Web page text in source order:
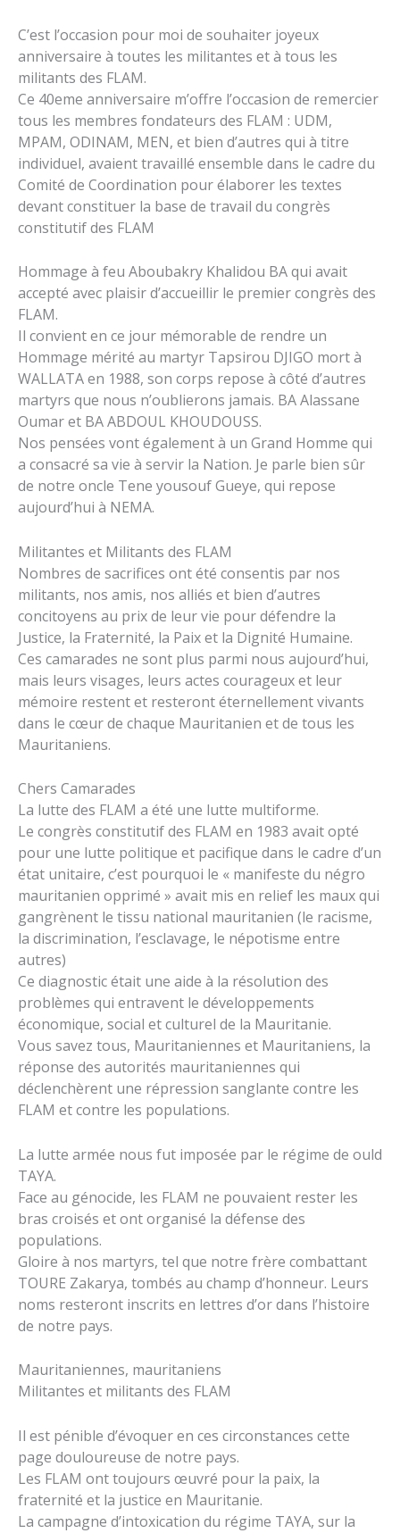
C’est l’occasion pour moi de souhaiter joyeux
anniversaire à toutes les militantes et à tous les
militants des FLAM.
Ce 40eme anniversaire m’offre l’occasion de remercier
tous les membres fondateurs des FLAM : UDM,
MPAM, ODINAM, MEN, et bien d’autres qui à titre
individuel, avaient travaillé ensemble dans le cadre du
Comité de Coordination pour élaborer les textes
devant constituer la base de travail du congrès
constitutif des FLAM
Hommage à feu Aboubakry Khalidou BA qui avait
accepté avec plaisir d’accueillir le premier congrès des
FLAM.
Il convient en ce jour mémorable de rendre un
Hommage mérité au martyr Tapsirou DJIGO mort à
WALLATA en 1988, son corps repose à côté d’autres
martyrs que nous n’oublierons jamais. BA Alassane
Oumar et BA ABDOUL KHOUDOUSS.
Nos pensées vont également à un Grand Homme qui
a consacré sa vie à servir la Nation. Je parle bien sûr
de notre oncle Tene yousouf Gueye, qui repose
aujourd’hui à NEMA.
Militantes et Militants des FLAM
Nombres de sacrifices ont été consentis par nos
militants, nos amis, nos alliés et bien d’autres
concitoyens au prix de leur vie pour défendre la
Justice, la Fraternité, la Paix et la Dignité Humaine.
Ces camarades ne sont plus parmi nous aujourd’hui,
mais leurs visages, leurs actes courageux et leur
mémoire restent et resteront éternellement vivants
dans le cœur de chaque Mauritanien et de tous les
Mauritaniens.
Chers Camarades
La lutte des FLAM a été une lutte multiforme.
Le congrès constitutif des FLAM en 1983 avait opté
pour une lutte politique et pacifique dans le cadre d’un
état unitaire, c’est pourquoi le « manifeste du négro
mauritanien opprimé » avait mis en relief les maux qui
gangrènent le tissu national mauritanien (le racisme,
la discrimination, l’esclavage, le népotisme entre
autres)
Ce diagnostic était une aide à la résolution des
problèmes qui entravent le développements
économique, social et culturel de la Mauritanie.
Vous savez tous, Mauritaniennes et Mauritaniens, la
réponse des autorités mauritaniennes qui
déclenchèrent une répression sanglante contre les
FLAM et contre les populations.
La lutte armée nous fut imposée par le régime de ould
TAYA.
Face au génocide, les FLAM ne pouvaient rester les
bras croisés et ont organisé la défense des
populations.
Gloire à nos martyrs, tel que notre frère combattant
TOURE Zakarya, tombés au champ d’honneur. Leurs
noms resteront inscrits en lettres d’or dans l’histoire
de notre pays.
Mauritaniennes, mauritaniens
Militantes et militants des FLAM
Il est pénible d’évoquer en ces circonstances cette
page douloureuse de notre pays.
Les FLAM ont toujours œuvré pour la paix, la
fraternité et la justice en Mauritanie.
La campagne d’intoxication du régime TAYA, sur la